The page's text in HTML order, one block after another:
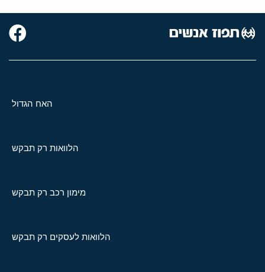
האח הגדול
הלוואות רק תבקש
מימון רכב רק תבקש
הלוואות לעסקים רק תבקש